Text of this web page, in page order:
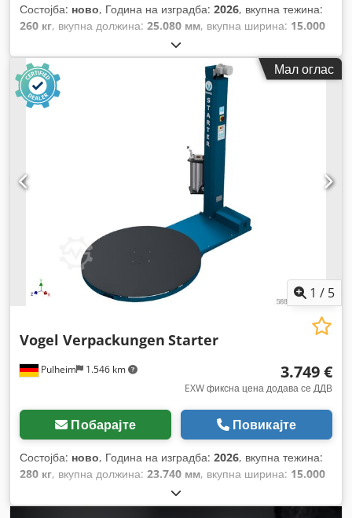
Состојба: ново, Година на изградба: 2026, вкупна тежина:
260 кг, вкупна должина: 25.080 мм, вкупна ширина: 15.000
24.250 мм, влезен напон:
времетраење на гаранцијата:24 месеци,
Мал оглас
1 / 5
Pulheim 1.546 km
Vogel Verpackungen Starter
3.749 €
EXW фиксна цена додава се ДДВ
Побарајте Повикајте
Состојба: ново, Година на изградба: 2026, вкупна тежина:
280 кг, вкупна должина: 23.740 мм, вкупна ширина: 15.000
20.750 мм, влезен напон:
времетраење на гаранцијата:24 месеци,